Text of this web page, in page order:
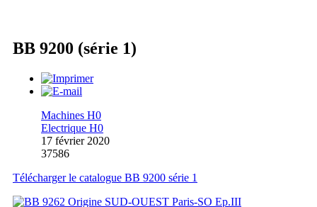
BB 9200 (série 1)
Machines H0
Electrique H0
17 février 2020
37586
Télécharger le catalogue BB 9200 série 1